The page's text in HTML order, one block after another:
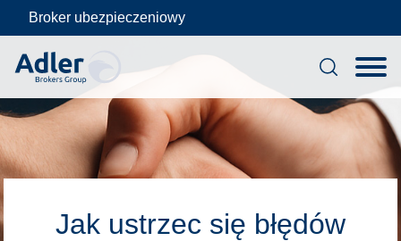
to
content
Broker ubezpieczeniowy
Jak ustrzec się błędów